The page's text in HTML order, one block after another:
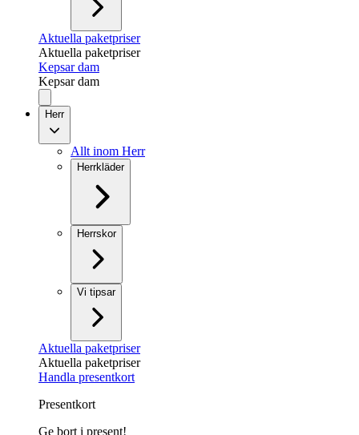
Aktuella paketpriser
Aktuella paketpriser
Kepsar dam
Kepsar dam
Herr
Allt inom Herr
Herrkläder
Herrskor
Vi tipsar
Aktuella paketpriser
Aktuella paketpriser
Handla presentkort
Presentkort
Ge bort i present!